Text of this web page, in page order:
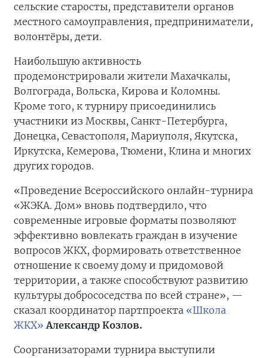
сельские старосты, представители органов
местного самоуправления, предприниматели,
волонтёры, дети.
Наибольшую активность
продемонстрировали жители Махачкалы,
Волгограда, Вольска, Кирова и Коломны.
Кроме того, к турниру присоединились
участники из Москвы, Санкт-Петербурга,
Донецка, Севастополя, Мариуполя, Якутска,
Иркутска, Кемерова, Тюмени, Клина и многих
других городов.
«Проведение Всероссийского онлайн-турнира
«ЖЭКА. Дом» вновь подтвердило, что
современные игровые форматы позволяют
эффективно вовлекать граждан в изучение
вопросов ЖКХ, формировать ответственное
отношение к своему дому и придомовой
территории, а также способствуют развитию
культуры добрососедства по всей стране», —
сказал координатор партпроекта «Школа
ЖКХ» Александр Козлов.
Соорганизаторами турнира выступили